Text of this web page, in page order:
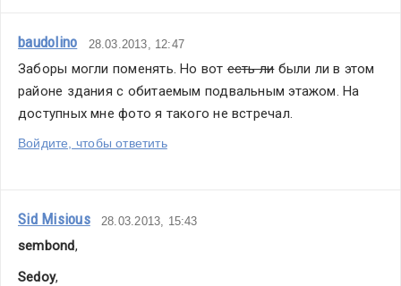
baudolino 28.03.2013, 12:47
Заборы могли поменять. Но вот есть ли были ли в этом
районе здания с обитаемым подвальным этажом. На
доступных мне фото я такого не встречал.
Войдите, чтобы ответить
Sid Misious 28.03.2013, 15:43
sembond,
Sedoy,